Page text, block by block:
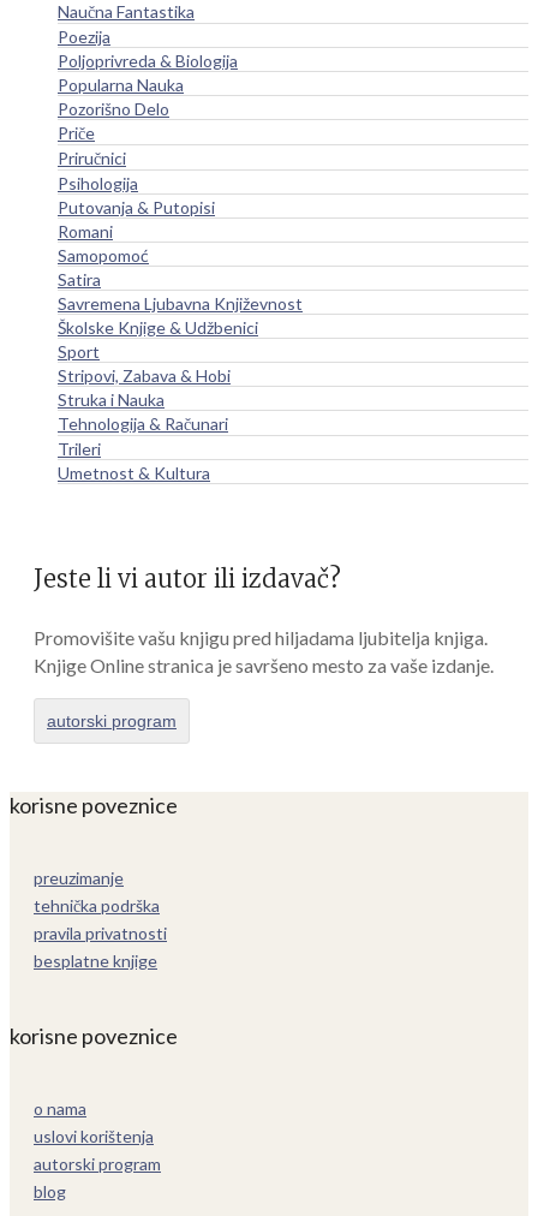
Naučna Fantastika
Poezija
Poljoprivreda & Biologija
Popularna Nauka
Pozorišno Delo
Priče
Priručnici
Psihologija
Putovanja & Putopisi
Romani
Samopomoć
Satira
Savremena Ljubavna Književnost
Školske Knjige & Udžbenici
Sport
Stripovi, Zabava & Hobi
Struka i Nauka
Tehnologija & Računari
Trileri
Umetnost & Kultura
Jeste li vi autor ili izdavač?
Promovišite vašu knjigu pred hiljadama ljubitelja knjiga.
Knjige Online stranica je savršeno mesto za vaše izdanje.
autorski program
korisne poveznice
preuzimanje
tehnička podrška
pravila privatnosti
besplatne knjige
korisne poveznice
o nama
uslovi korištenja
autorski program
blog